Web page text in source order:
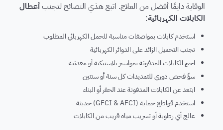
الوقاية دايمًا أفضل من العلاج. اتبع هذي النصائح لتجنبأعطال
الكابلات الكهربائية:
استخدم كابلات بمواصفات مناسبة للحمل الكهربائي المطلوب
تجنب التحميل الزائد على الدوائر الكهربائية
احمِ الكابلات المدفونة بمواسير بلاستيكية أو معدنية
سوِّ فحص دوري للتمديدات كل سنة أو سنتين
ابتعد عن الكابلات المدفونة عند الحفر أو البناء
استخدم قواطع حماية (GFCI & AFCI) حديثة
عالج أي رطوبة أو تسريب مياه قريب من الكابلات